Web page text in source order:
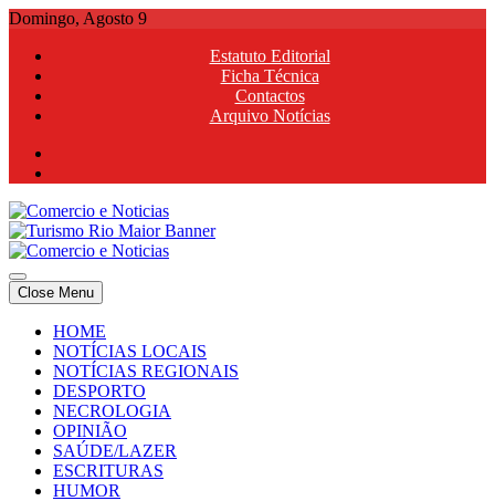
Skip
content
Domingo, Agosto 9
Estatuto Editorial
Ficha Técnica
Contactos
Arquivo Notícias
Comercio e Noticias
Notícias e Publicidade Online
Comercio e Noticias
Notícias e Publicidade Online
Close Menu
HOME
NOTÍCIAS LOCAIS
NOTÍCIAS REGIONAIS
DESPORTO
NECROLOGIA
OPINIÃO
SAÚDE/LAZER
ESCRITURAS
HUMOR